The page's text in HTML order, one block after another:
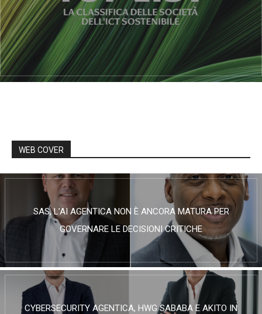
WEB COVER
SAS, L’AI AGENTICA NON È ANCORA MATURA PER
GOVERNARE LE DECISIONI CRITICHE
CYBERSECURITY AGENTICA, HWG SABABA E AKITO IN